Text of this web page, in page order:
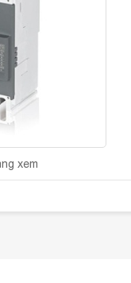
xem